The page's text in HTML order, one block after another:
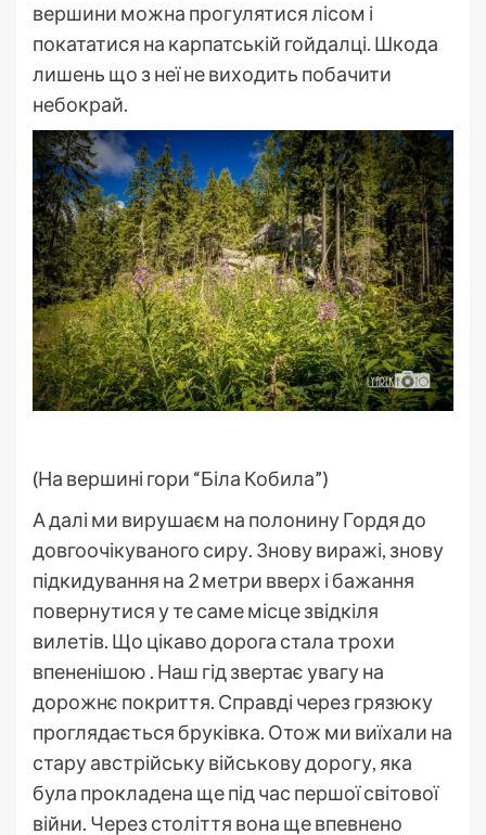
вершини можна прогулятися лісом і
покататися на карпатській гойдалці. Шкода
лишень що з неї не виходить побачити
небокрай.
(На вершині гори “Біла Кобила”)
А далі ми вирушаєм на полонину Гордя до
довгоочікуваного сиру. Знову виражі, знову
підкидування на 2 метри вверх і бажання
повернутися у те саме місце звідкіля
вилетів. Що цікаво дорога стала трохи
впененішою . Наш гід звертає увагу на
дорожнє покриття. Справді через грязюку
проглядається бруківка. Отож ми виїхали на
стару австрійську військову дорогу, яка
була прокладена ще під час першої світової
війни. Через століття вона ще впевнено